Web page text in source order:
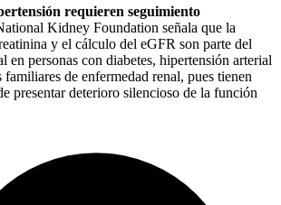
requieren seguimiento
Kidney Foundation señala que la
y el cálculo del eGFR son parte del
en personas con diabetes, hipertensión arterial
familiares de enfermedad renal, pues tienen
presentar deterioro silencioso de la función